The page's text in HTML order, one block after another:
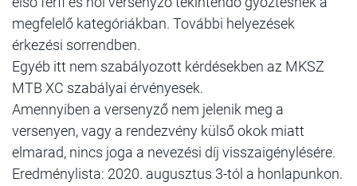
megfelelő kategóriákban. További helyezések
érkezési sorrendben.
Egyéb itt nem szabályozott kérdésekben az MKSZ
MTB XC szabályai érvényesek.
Amennyiben a versenyző nem jelenik meg a
versenyen, vagy a rendezvény külső okok miatt
elmarad, nincs joga a nevezési díj visszaigénylésére.
Eredménylista: 2020. augusztus 3-tól a honlapunkon.